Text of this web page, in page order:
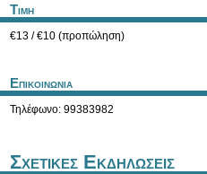
Τιμη
€13 / €10 (προπώληση)
Επικοινωνια
Τηλέφωνο: 99383982
Σχετικες Εκδηλωσεις